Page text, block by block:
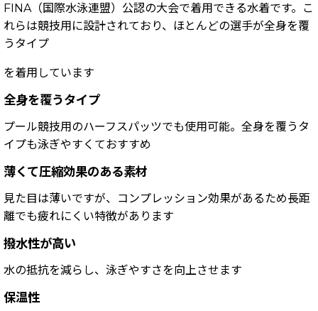
FINA（国際水泳連盟）公認の大会で着用できる水着です。こ
れらは競技用に設計されており、ほとんどの選手が全身を覆
うタイプ
を着用しています
全身を覆うタイプ
プール競技用のハーフスパッツでも使用可能。全身を覆うタ
イプも泳ぎやすくておすすめ
薄くて圧縮効果のある素材
見た目は薄いですが、コンプレッション効果があるため長距
離でも疲れにくい特徴があります
撥水性が高い
水の抵抗を減らし、泳ぎやすさを向上させます
保温性